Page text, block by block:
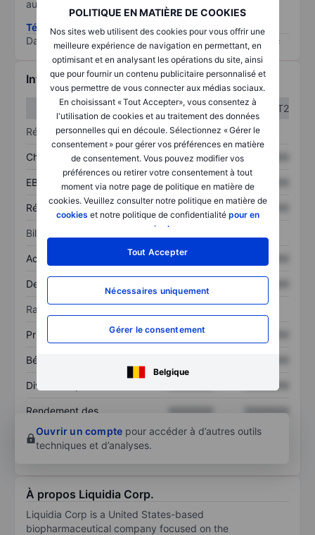
POLITIQUE EN MATIÈRE DE COOKIES
Nos sites web utilisent des cookies pour vous offrir une
meilleure expérience de navigation en permettant, en
optimisant et en analysant les opérations du site, ainsi
que pour fournir un contenu publicitaire personnalisé et
vous permettre de vous connecter aux médias sociaux.
En choisissant « Tout Accepter», vous consentez à
l'utilisation de cookies et au traitement des données
personnelles qui en découle. Sélectionnez « Gérer le
consentement » pour gérer vos préférences en matière
de consentement. Vous pouvez modifier vos
préférences ou retirer votre consentement à tout
moment via notre page de politique en matière de
cookies. Veuillez consulter notre politique en matière de
cookies et notre politique de confidentialité pour en
savoir plus
Tout Accepter
Nécessaires uniquement
Gérer le consentement
Belgique
au risque le plus élevé).
Télécharger la méthodologie ESG (en anglais)
Data provided by
Informations financières
T1
T2
Résultats
Chiffre d’affaires XXXXXXX
EBITDA XXXXXXX XXXXXXX
Résultat net XXXXXXX XXXXXXX
Bilan
Actif total XXXXXXX
Dette totale
Ratios
Prix / ventes XXXXXXX
Bénéfice par action
Dividende par action XXXXXXX
Rendement des
XXXXXXX
XXXXXXX
Ouvrir un compte pour accéder à d’autres outils
techniques et d’analyses.
À propos Liquidia Corp.
Liquidia Corp is a United States-based
biopharmaceutical company focused on the